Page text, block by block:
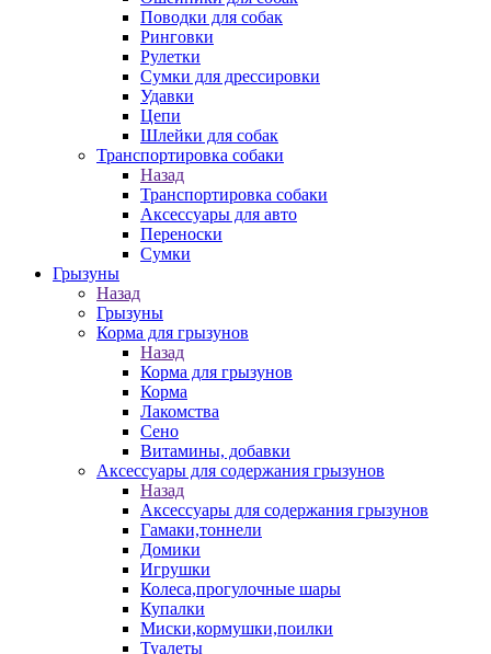
Поводки для собак
Ринговки
Рулетки
Сумки для дрессировки
Удавки
Цепи
Шлейки для собак
Транспортировка собаки
Назад
Транспортировка собаки
Аксессуары для авто
Переноски
Сумки
Грызуны
Назад
Грызуны
Корма для грызунов
Назад
Корма для грызунов
Корма
Лакомства
Сено
Витамины, добавки
Аксессуары для содержания грызунов
Назад
Аксессуары для содержания грызунов
Гамаки,тоннели
Домики
Игрушки
Колеса,прогулочные шары
Купалки
Миски,кормушки,поилки
Туалеты